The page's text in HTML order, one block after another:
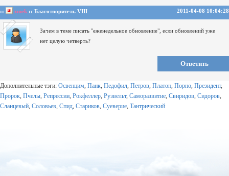
:: zmek :: Благотворитель VIII 2011-04-08 10:04:28
Зачем в теме писать "еженедельное обновление", если обновлений уже
нет целую четверть?
Ответить
Дополнительные тэги: Освенцим Панк Педофил Петров Платон Порно Президент,
Пророк Пчелы Репрессии Рокфеллер Рузвельт, Саморазвитие Свиридов Сидоров
Сланцевый Соловьев Спид Стариков Суеверие Тантрический